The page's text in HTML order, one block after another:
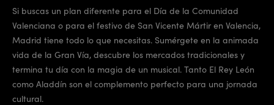
Si buscas un plan diferente para el Día de la Comunidad
Valenciana o para el festivo de San Vicente Mártir en Valencia,
Madrid tiene todo lo que necesitas. Sumérgete en la animada
vida de la Gran Vía, descubre los mercados tradicionales y
termina tu día con la magia de un musical. Tanto El Rey León
como Aladdín son el complemento perfecto para una jornada
cultural.